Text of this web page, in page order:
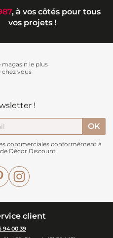
, à vos côtés pour tous
vos projets !
magasin le plus
chez vous
!
commerciales conformément à
Décor Discount
Pinterest
client
94 00 39